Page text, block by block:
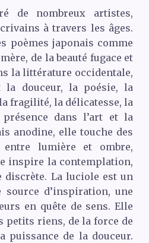
de nombreux artistes,
à travers les âges.
poèmes japonais comme
de la beauté fugace et
la littérature occidentale,
la douceur, la poésie, la
fragilité, la délicatesse, la
dans l’art et la
anodine, elle touche des
entre lumière et ombre,
inspire la contemplation,
discrète. La luciole est un
d’inspiration, une
en quête de sens. Elle
petits riens, de la force de
puissance de la douceur.